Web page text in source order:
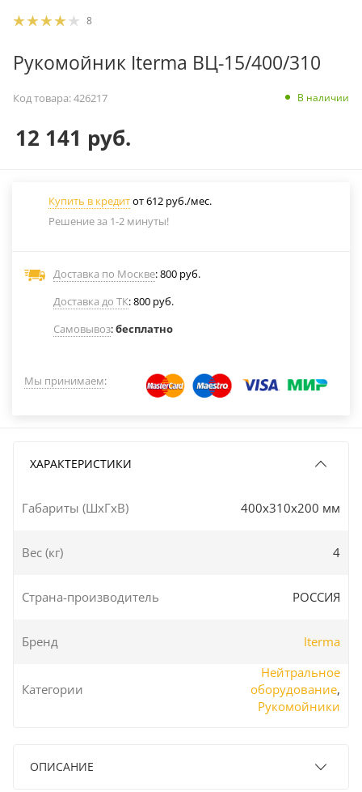
8
Рукомойник Iterma ВЦ-15/400/310
Код товара:426217 В наличии
12 141 руб.
Купить в кредитот 612 руб./мес.
Решение за 1-2 минуты!
Доставка по Москве: 800 руб.
Доставка до ТК: 800 руб.
Самовывоз:бесплатно
Мы принимаем:
ХАРАКТЕРИСТИКИ
Габариты (ШxГxВ) 400x310x200 мм
Вес (кг) 4
Страна-производитель РОССИЯ
Бренд Iterma
Категории
Нейтральное
оборудование,
Рукомойники
ОПИСАНИЕ